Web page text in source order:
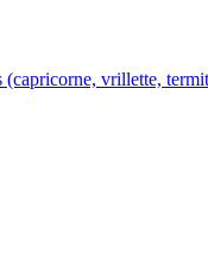
vrillette,